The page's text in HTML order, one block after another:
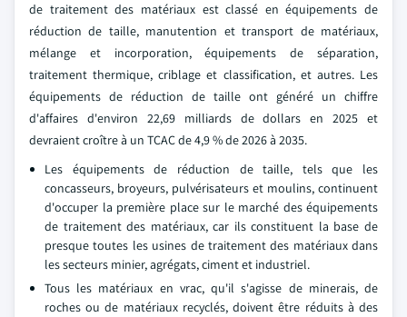
de traitement des matériaux est classé en équipements de
réduction de taille, manutention et transport de matériaux,
mélange et incorporation, équipements de séparation,
traitement thermique, criblage et classification, et autres. Les
équipements de réduction de taille ont généré un chiffre
d'affaires d'environ 22,69 milliards de dollars en 2025 et
devraient croître à un TCAC de 4,9 % de 2026 à 2035.
Les équipements de réduction de taille, tels que les
concasseurs, broyeurs, pulvérisateurs et moulins, continuent
d'occuper la première place sur le marché des équipements
de traitement des matériaux, car ils constituent la base de
presque toutes les usines de traitement des matériaux dans
les secteurs minier, agrégats, ciment et industriel.
Tous les matériaux en vrac, qu'il s'agisse de minerais, de
roches ou de matériaux recyclés, doivent être réduits à des